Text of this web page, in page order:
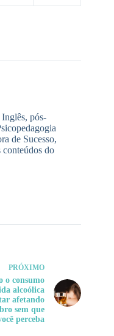
pós-
de Sucesso,
conteúdos do
PRÓXIMO
o consumo
alcoólica
afetando
sem que
perceba